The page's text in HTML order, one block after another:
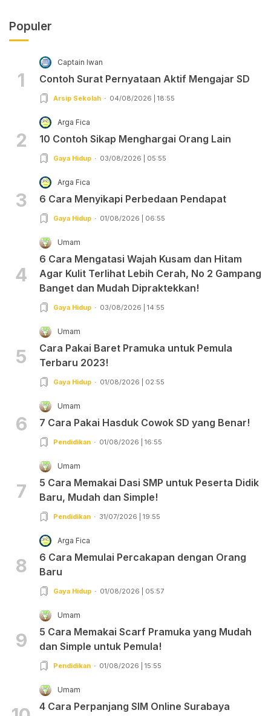
Populer
1
Captain Iwan
Contoh Surat Pernyataan Aktif Mengajar SD
Arsip Sekolah 04/08/2026 | 18:55
2
Arga Fica
10 Contoh Sikap Menghargai Orang Lain
Gaya Hidup 03/08/2026 | 05:55
3
Arga Fica
6 Cara Menyikapi Perbedaan Pendapat
Gaya Hidup 01/08/2026 | 06:55
4
Umam
6 Cara Mengatasi Wajah Kusam dan Hitam
Agar Kulit Terlihat Lebih Cerah, No 2 Gampang
Banget dan Mudah Dipraktekkan!
Gaya Hidup 03/08/2026 | 14:55
5
Umam
Cara Pakai Baret Pramuka untuk Pemula
Terbaru 2023!
Gaya Hidup 01/08/2026 | 02:55
6
Umam
7 Cara Pakai Hasduk Cowok SD yang Benar!
Pendidikan 01/08/2026 | 16:55
7
Umam
5 Cara Memakai Dasi SMP untuk Peserta Didik
Baru, Mudah dan Simple!
Pendidikan 31/07/2026 | 19:55
8
Arga Fica
6 Cara Memulai Percakapan dengan Orang
Baru
Gaya Hidup 01/08/2026 | 05:57
9
Umam
5 Cara Memakai Scarf Pramuka yang Mudah
dan Simple untuk Pemula!
Pendidikan 01/08/2026 | 15:55
Umam
4 Cara Perpanjang SIM Online Surabaya